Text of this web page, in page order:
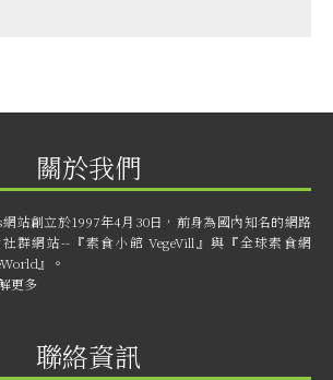
關於我們
站創立於1997年4月30日，前身為國內知名的網路
群網站--『素食小館 VegeVill』與『全球素食網
』。
更多
聯絡資訊